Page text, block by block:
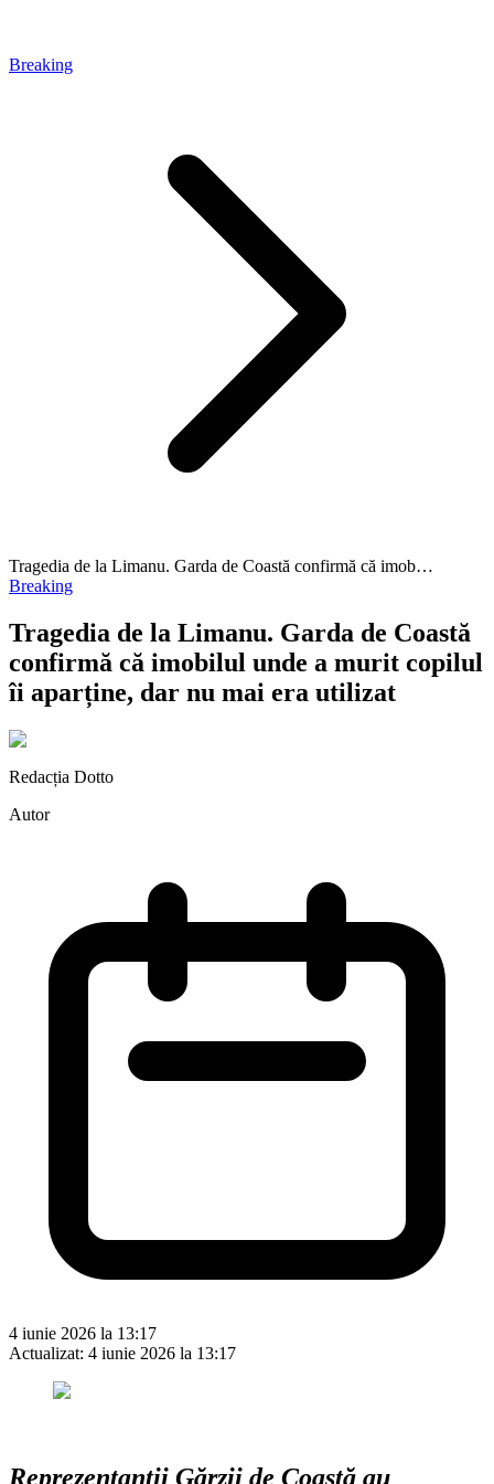
Breaking
Tragedia de la Limanu. Garda de Coastă confirmă că imob…
Breaking
Tragedia de la Limanu. Garda de Coastă
confirmă că imobilul unde a murit copilul
îi aparține, dar nu mai era utilizat
Redacția Dotto
Autor
4 iunie 2026 la 13:17
Actualizat: 4 iunie 2026 la 13:17
Reprezentanții Gărzii de Coastă au